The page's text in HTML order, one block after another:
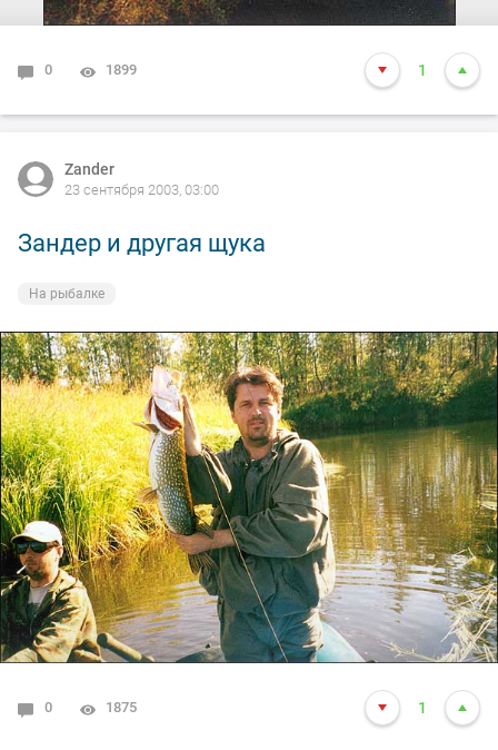
0 1899 1
Zander
23 сентября 2003, 03:00
Зандер и другая щука
На рыбалке
0 1875 1